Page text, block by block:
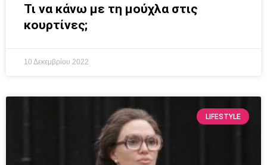
Τι να κάνω με τη μούχλα στις
κουρτίνες;
10 Δεκεμβρίου 2022
LIFESTYLE